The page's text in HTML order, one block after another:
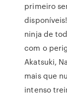
primeiro
ninja de
com o
Akatsuki,
mais que
intenso